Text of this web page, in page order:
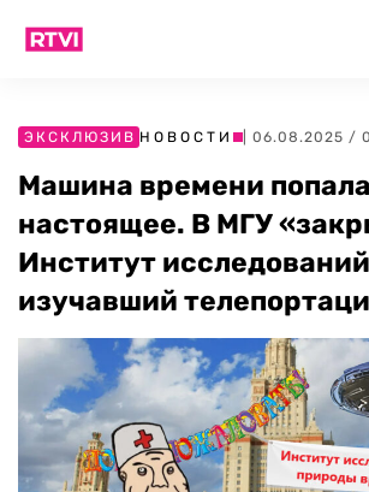
ЭКСКЛЮЗИВ НОВОСТИ | 06.08.2025 /
Машина времени
настоящее. В МГУ
Институт
изучавший